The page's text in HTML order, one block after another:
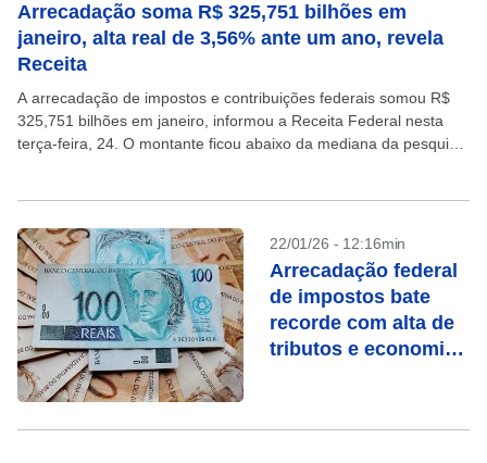
Arrecadação soma R$ 325,751 bilhões em
janeiro, alta real de 3,56% ante um ano, revela
Receita
A arrecadação de impostos e contribuições federais somou R$
325,751 bilhões em janeiro, informou a Receita Federal nesta
terça-feira, 24. O montante ficou abaixo da mediana da pesquisa
22/01/26 - 12:16min
Arrecadação federal
de impostos bate
recorde com alta de
tributos e economia